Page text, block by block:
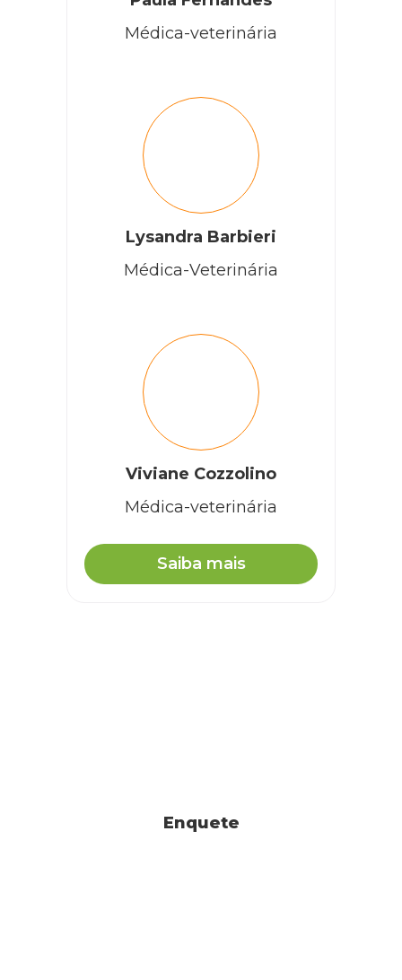
Médica-veterinária
Lysandra Barbieri
Médica-Veterinária
Viviane Cozzolino
Médica-veterinária
Saiba mais
Enquete